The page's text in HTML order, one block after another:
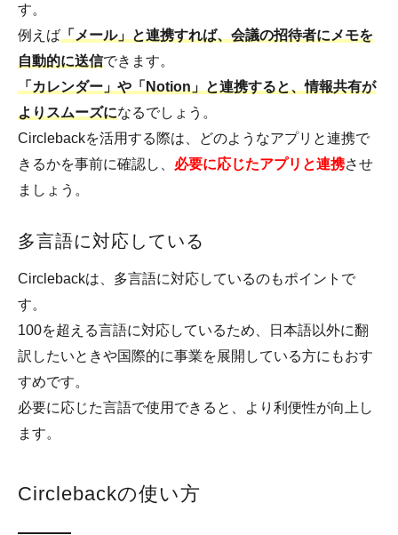
す。
例えば 「メール」と連携すれば、会議の招待者にメモを
自動的に送信できます。
「カレンダー」や「Notion」と連携すると、情報共有が
よりスムーズになるでしょう。
Circlebackを活用する際は、どのようなアプリと連携で
きるかを事前に確認し、 必要に応じたアプリと連携させ
ましょう。
多言語に対応している
Circlebackは、多言語に対応しているのもポイントで
す。
100を超える言語に対応しているため、日本語以外に翻
訳したいときや国際的に事業を展開している方にもおす
すめです。
必要に応じた言語で使用できると、より利便性が向上し
ます。
Circlebackの使い方